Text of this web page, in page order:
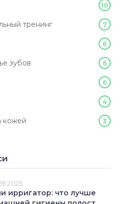
10
тренинг 7
6
зубов 6
6
4
кожей 3
2025
ирригатор: что лучше